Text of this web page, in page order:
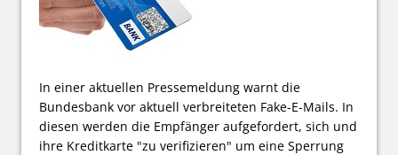
In einer aktuellen Pressemeldung warnt die
Bundesbank vor aktuell verbreiteten Fake-E-Mails. In
diesen werden die Empfänger aufgefordert, sich und
ihre Kreditkarte "zu verifizieren" um eine Sperrung